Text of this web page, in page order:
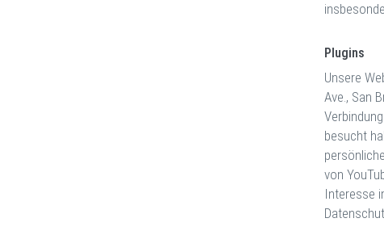
Plugins
Unsere
Ave., San
besucht
von
Interesse